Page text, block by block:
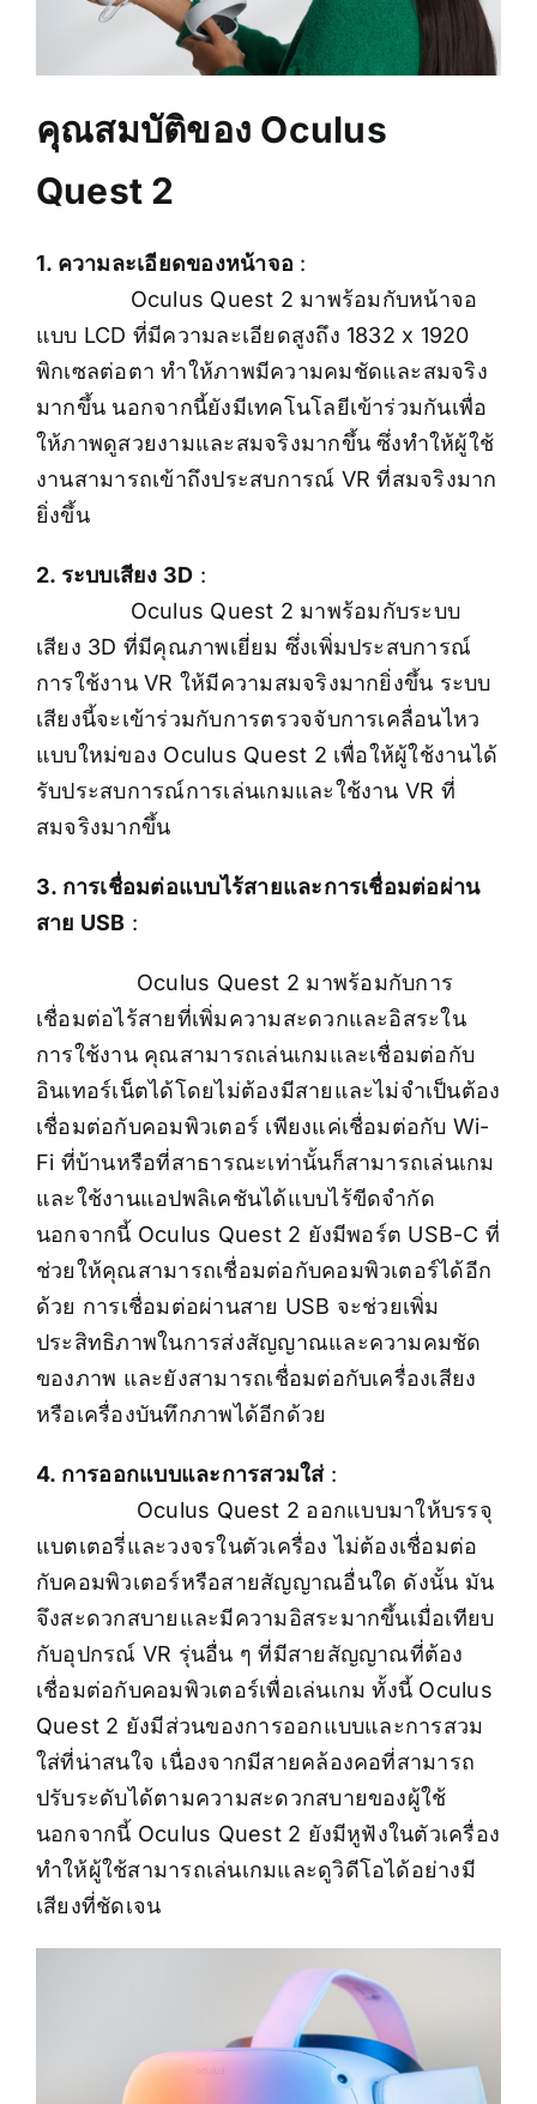
คุณสมบัติของ Oculus
Quest 2
1. ความละเอียดของหน้าจอ :
Oculus Quest 2 มาพร้อมกับหน้าจอ
แบบ LCD ที่มีความละเอียดสูงถึง 1832 x 1920
พิกเซลต่อตา ทำให้ภาพมีความคมชัดและสมจริง
มากขึ้น นอกจากนี้ยังมีเทคโนโลยีเข้าร่วมกันเพื่อ
ให้ภาพดูสวยงามและสมจริงมากขึ้น ซึ่งทำให้ผู้ใช้
งานสามารถเข้าถึงประสบการณ์ VR ที่สมจริงมาก
ยิ่งขึ้น
2. ระบบเสียง 3D :
Oculus Quest 2 มาพร้อมกับระบบ
เสียง 3D ที่มีคุณภาพเยี่ยม ซึ่งเพิ่มประสบการณ์
การใช้งาน VR ให้มีความสมจริงมากยิ่งขึ้น ระบบ
เสียงนี้จะเข้าร่วมกับการตรวจจับการเคลื่อนไหว
แบบใหม่ของ Oculus Quest 2 เพื่อให้ผู้ใช้งานได้
รับประสบการณ์การเล่นเกมและใช้งาน VR ที่
สมจริงมากขึ้น
3. การเชื่อมต่อแบบไร้สายและการเชื่อมต่อผ่าน
สาย USB :
Oculus Quest 2 มาพร้อมกับการ
เชื่อมต่อไร้สายที่เพิ่มความสะดวกและอิสระใน
การใช้งาน คุณสามารถเล่นเกมและเชื่อมต่อกับ
อินเทอร์เน็ตได้โดยไม่ต้องมีสายและไม่จำเป็นต้อง
เชื่อมต่อกับคอมพิวเตอร์ เพียงแค่เชื่อมต่อกับ Wi-
Fi ที่บ้านหรือที่สาธารณะเท่านั้นก็สามารถเล่นเกม
และใช้งานแอปพลิเคชันได้แบบไร้ขีดจำกัด
นอกจากนี้ Oculus Quest 2 ยังมีพอร์ต USB-C ที่
ช่วยให้คุณสามารถเชื่อมต่อกับคอมพิวเตอร์ได้อีก
ด้วย การเชื่อมต่อผ่านสาย USB จะช่วยเพิ่ม
ประสิทธิภาพในการส่งสัญญาณและความคมชัด
ของภาพ และยังสามารถเชื่อมต่อกับเครื่องเสียง
หรือเครื่องบันทึกภาพได้อีกด้วย
4. การออกแบบและการสวมใส่:
Oculus Quest 2 ออกแบบมาให้บรรจุ
แบตเตอรี่และวงจรในตัวเครื่อง ไม่ต้องเชื่อมต่อ
กับคอมพิวเตอร์หรือสายสัญญาณอื่นใด ดังนั้น มัน
จึงสะดวกสบายและมีความอิสระมากขึ้นเมื่อเทียบ
กับอุปกรณ์ VR รุ่นอื่น ๆ ที่มีสายสัญญาณที่ต้อง
เชื่อมต่อกับคอมพิวเตอร์เพื่อเล่นเกมทั้งนี้ Oculus
Quest 2 ยังมีส่วนของการออกแบบและการสวม
ใส่ที่น่าสนใจ เนื่องจากมีสายคล้องคอที่สามารถ
ปรับระดับได้ตามความสะดวกสบายของผู้ใช้
นอกจากนี้ Oculus Quest 2 ยังมีหูฟังในตัวเครื่อง
ทำให้ผู้ใช้สามารถเล่นเกมและดูวิดีโอได้อย่างมี
เสียงที่ชัดเจน